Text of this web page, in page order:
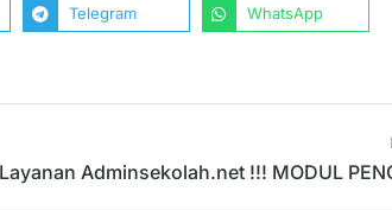
Telegram WhatsApp